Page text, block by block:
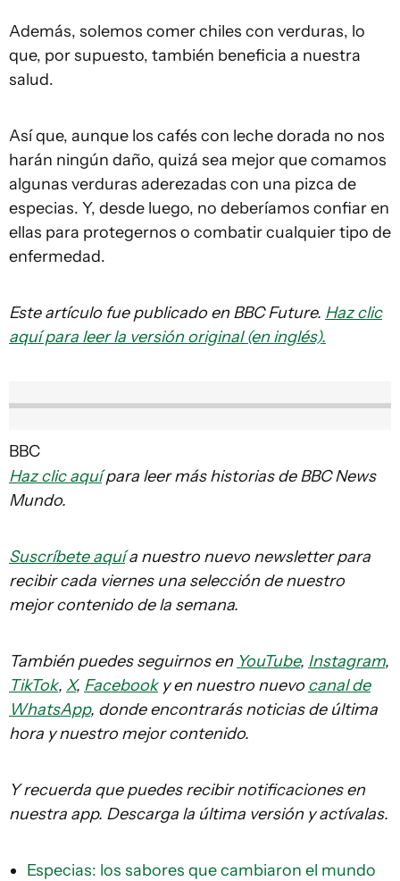
Además, solemos comer chiles con verduras, lo
que, por supuesto, también beneficia a nuestra
salud.
Así que, aunque los cafés con leche dorada no nos
harán ningún daño, quizá sea mejor que comamos
algunas verduras aderezadas con una pizca de
especias. Y, desde luego, no deberíamos confiar en
ellas para protegernos o combatir cualquier tipo de
enfermedad.
Este artículo fue publicado en BBC Future. Haz clic
aquí para leer la versión original (en inglés).
BBC
Haz clic aquípara leer más historias de BBC News
Mundo.
Suscríbete aquía nuestro nuevo newsletter para
recibir cada viernes una selección de nuestro
mejor contenido de la semana.
También puedes seguirnos en YouTube, Instagram,
TikTok, X, Facebooky en nuestro nuevo canal de
WhatsApp, donde encontrarás noticias de última
hora y nuestro mejor contenido.
Y recuerda que puedes recibir notificaciones en
nuestra app. Descarga la última versión y actívalas.
Especias: los sabores que cambiaron el mundo